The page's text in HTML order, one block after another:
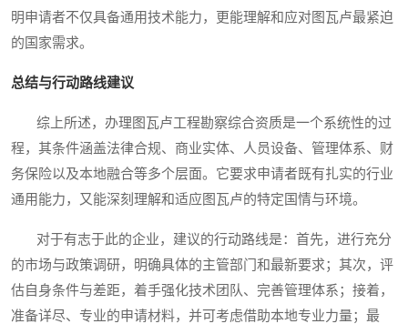
明申请者不仅具备通用技术能力，更能理解和应对图瓦卢最紧迫
的国家需求。
总结与行动路线建议
综上所述，办理图瓦卢工程勘察综合资质是一个系统性的过
程，其条件涵盖法律合规、商业实体、人员设备、管理体系、财
务保险以及本地融合等多个层面。它要求申请者既有扎实的行业
通用能力，又能深刻理解和适应图瓦卢的特定国情与环境。
对于有志于此的企业，建议的行动路线是：首先，进行充分
的市场与政策调研，明确具体的主管部门和最新要求；其次，评
估自身条件与差距，着手强化技术团队、完善管理体系；接着，
准备详尽、专业的申请材料，并可考虑借助本地专业力量；最